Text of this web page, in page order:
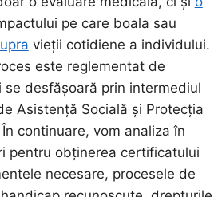
pe care boala sau
vieții cotidiene a individului.
este reglementat de
se desfășoară prin intermediul
Asistență Socială și Protecția
continuare, vom analiza în
pentru obținerea certificatului
necesare, procesele de